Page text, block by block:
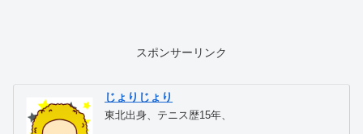
スポンサーリンク
じょりじょり
東北出身、テニス歴15年、